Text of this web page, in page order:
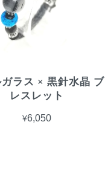
ラス × 黒針水晶 ブ
レスレット
¥6,050